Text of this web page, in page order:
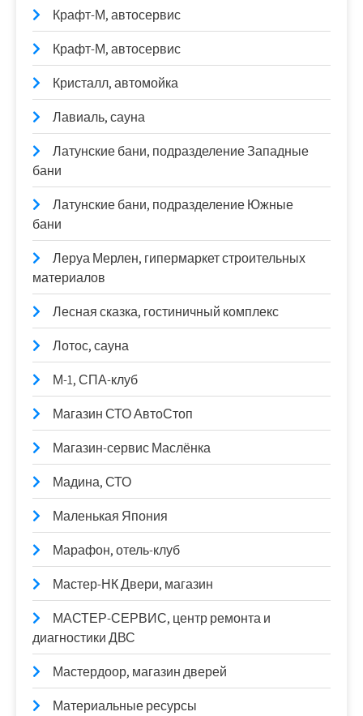
Крафт-М, автосервис
Крафт-М, автосервис
Кристалл, автомойка
Лавиаль, сауна
Латунские бани, подразделение Западные
бани
Латунские бани, подразделение Южные
бани
Леруа Мерлен, гипермаркет строительных
материалов
Лесная сказка, гостиничный комплекс
Лотос, сауна
М-1, СПА-клуб
Магазин СТО АвтоСтоп
Магазин-сервис Маслёнка
Мадина, СТО
Маленькая Япония
Марафон, отель-клуб
Мастер-НК Двери, магазин
МАСТЕР-СЕРВИС, центр ремонта и
диагностики ДВС
Мастердоор, магазин дверей
Материальные ресурсы